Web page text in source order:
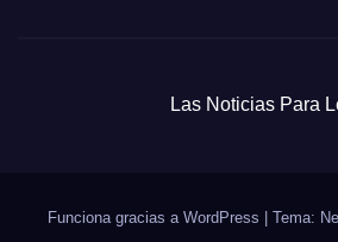
Las Noticias Para
Funciona gracias a WordPress Tema: